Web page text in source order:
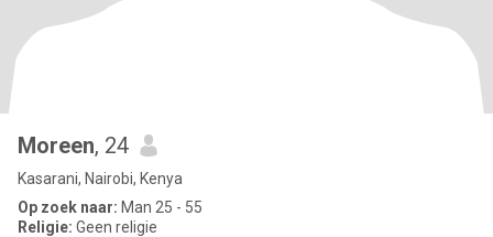
Moreen, 24
Kasarani, Nairobi, Kenya
Op zoek naar: Man 25 - 55
Religie: Geen religie